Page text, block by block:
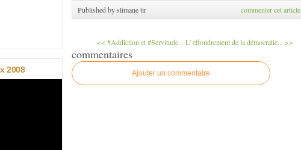
2008
Published by slimane tir commenter cet article
<< #Addiction et #Servitude... L' effondrement de la démocratie... >>
commentaires
Ajouter un commentaire